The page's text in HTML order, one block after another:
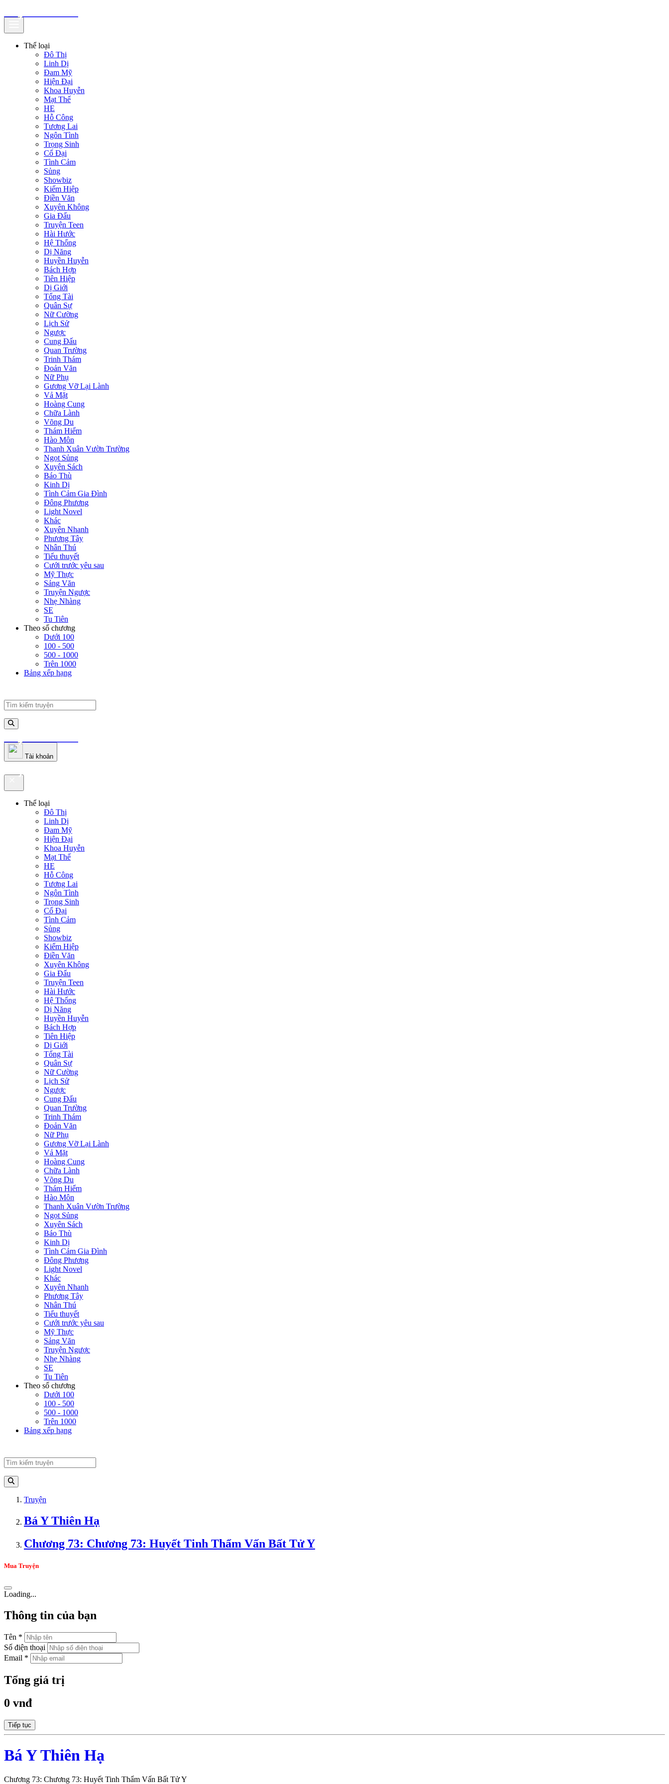
Thể loại
Đô Thị
Linh Dị
Đam Mỹ
Hiện Đại
Khoa Huyễn
Mạt Thế
HE
Hỗ Công
Tương Lai
Ngôn Tình
Trọng Sinh
Cổ Đại
Tình Cảm
Sủng
Showbiz
Kiếm Hiệp
Điền Văn
Xuyên Không
Gia Đấu
Truyện Teen
Hài Hước
Hệ Thống
Dị Năng
Huyền Huyễn
Bách Hợp
Tiên Hiệp
Dị Giới
Tổng Tài
Quân Sự
Nữ Cường
Lịch Sử
Ngược
Cung Đấu
Quan Trường
Trinh Thám
Đoản Văn
Nữ Phụ
Gương Vỡ Lại Lành
Vả Mặt
Hoàng Cung
Chữa Lành
Võng Du
Thám Hiểm
Hào Môn
Thanh Xuân Vườn Trường
Ngọt Sủng
Xuyên Sách
Báo Thù
Kinh Dị
Tình Cảm Gia Đình
Đông Phương
Light Novel
Khác
Xuyên Nhanh
Phương Tây
Nhân Thú
Tiểu thuyết
Cưới trước yêu sau
Mỹ Thực
Sảng Văn
Truyện Ngược
Nhẹ Nhàng
SE
Tu Tiên
Theo số chương
Dưới 100
100 - 500
500 - 1000
Trên 1000
Bảng xếp hạng
truyenfullz.com
Tài khoản
truyenfullz.com
Thể loại
Đô Thị
Linh Dị
Đam Mỹ
Hiện Đại
Khoa Huyễn
Mạt Thế
HE
Hỗ Công
Tương Lai
Ngôn Tình
Trọng Sinh
Cổ Đại
Tình Cảm
Sủng
Showbiz
Kiếm Hiệp
Điền Văn
Xuyên Không
Gia Đấu
Truyện Teen
Hài Hước
Hệ Thống
Dị Năng
Huyền Huyễn
Bách Hợp
Tiên Hiệp
Dị Giới
Tổng Tài
Quân Sự
Nữ Cường
Lịch Sử
Ngược
Cung Đấu
Quan Trường
Trinh Thám
Đoản Văn
Nữ Phụ
Gương Vỡ Lại Lành
Vả Mặt
Hoàng Cung
Chữa Lành
Võng Du
Thám Hiểm
Hào Môn
Thanh Xuân Vườn Trường
Ngọt Sủng
Xuyên Sách
Báo Thù
Kinh Dị
Tình Cảm Gia Đình
Đông Phương
Light Novel
Khác
Xuyên Nhanh
Phương Tây
Nhân Thú
Tiểu thuyết
Cưới trước yêu sau
Mỹ Thực
Sảng Văn
Truyện Ngược
Nhẹ Nhàng
SE
Tu Tiên
Theo số chương
Dưới 100
100 - 500
500 - 1000
Trên 1000
Bảng xếp hạng
Truyện
Bá Y Thiên Hạ
Chương 73: Chương 73: Huyết Tinh Thẩm Vấn Bất Tử Y
Mua Truyện
Loading...
Thông tin của bạn
Tên *
Số điện thoại
Email *
Tổng giá trị
0 vnđ
Tiếp tục
Bá Y Thiên Hạ
Chương 73: Chương 73: Huyết Tinh Thẩm Vấn Bất Tử Y